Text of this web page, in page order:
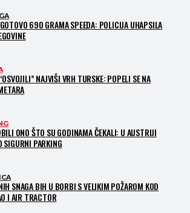
690 GRAMA SPEEDA: POLICIJA UHAPSILA
NAJVIŠI VRH TURSKE: POPELI SE NA
ONO ŠTO SU GODINAMA ČEKALI: U AUSTRIJI
SIGURNI PARKING
SNAGA BIH U BORBI S VELIKIM POŽAROM KOD
I AIR TRACTOR